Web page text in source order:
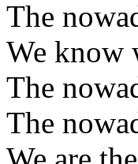
The
We know
The
The